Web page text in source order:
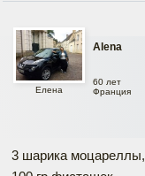
Alena
Елена
60 лет
Франция
3 шарика моцареллы,